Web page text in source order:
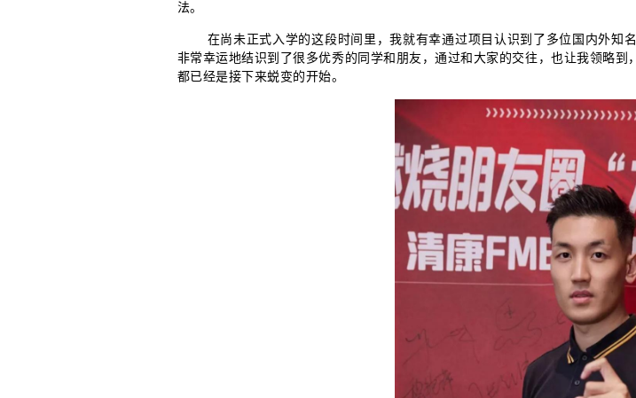
法。
在尚未正式入学的这段时间里，我就有幸通过项目认识到了多位国内外知
非常幸运地结识到了很多优秀的同学和朋友，通过和大家的交往，也让我领略
都已经是接下来蜕变的开始。